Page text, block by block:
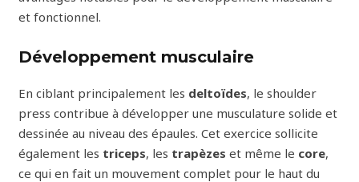
et fonctionnel.
Développement musculaire
En ciblant principalement les deltoïdes, le shoulder
press contribue à développer une musculature solide et
dessinée au niveau des épaules. Cet exercice sollicite
également les triceps, les trapèzes et même le core,
ce qui en fait un mouvement complet pour le haut du